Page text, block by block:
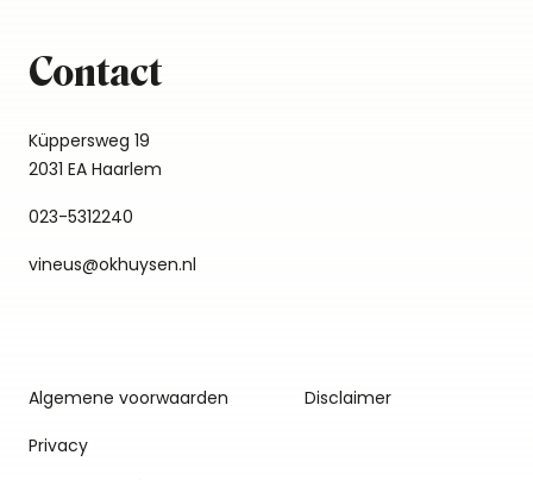
Contact
Küppersweg 19
2031 EA Haarlem
023-5312240
vineus@okhuysen.nl
Algemene voorwaarden
Disclaimer
Privacy